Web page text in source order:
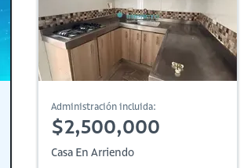
Administración incluida:
$2,500,000
Casa En Arriendo